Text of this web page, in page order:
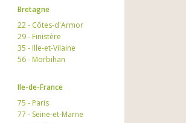
Bretagne
22 - Côtes-d'Armor
29 - Finistère
35 - Ille-et-Vilaine
56 - Morbihan
Ile-de-France
75 - Paris
77 - Seine-et-Marne